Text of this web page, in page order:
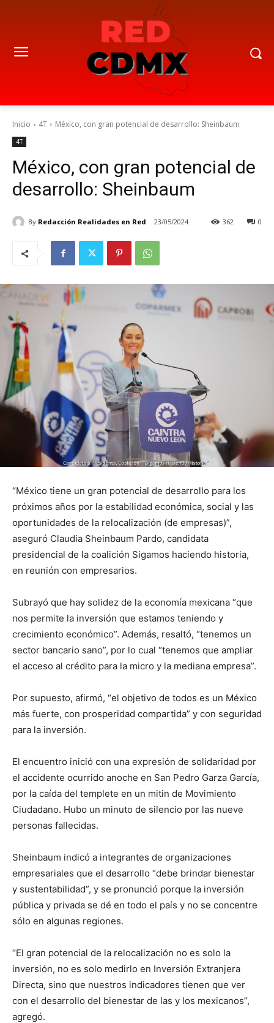
Inicio 4T México, con gran potencial de desarrollo: Sheinbaum
4T
México, con gran potencial de
desarrollo: Sheinbaum
By Redacción Realidades en Red 23/05/2024 0
362
“México tiene un gran potencial de desarrollo para los
próximos años por la estabilidad económica, social y las
oportunidades de la relocalización (de empresas)”,
aseguró Claudia Sheinbaum Pardo, candidata
presidencial de la coalición Sigamos haciendo historia,
en reunión con empresarios.
Subrayó que hay solidez de la economía mexicana “que
nos permite la inversión que estamos teniendo y
crecimiento económico”. Además, resaltó, “tenemos un
sector bancario sano”, por lo cual “tenemos que ampliar
el acceso al crédito para la micro y la mediana empresa”.
Por supuesto, afirmó, “el objetivo de todos es un México
más fuerte, con prosperidad compartida” y con seguridad
para la inversión.
El encuentro inició con una expresión de solidaridad por
el accidente ocurrido anoche en San Pedro Garza García,
por la caída del templete en un mitin de Movimiento
Ciudadano. Hubo un minuto de silencio por las nueve
personas fallecidas.
Sheinbaum indicó a integrantes de organizaciones
empresariales que el desarrollo “debe brindar bienestar
y sustentabilidad”, y se pronunció porque la inversión
pública y privada se dé en todo el país y no se concentre
sólo en algunas regiones.
“El gran potencial de la relocalización no es solo la
inversión, no es solo medirlo en Inversión Extranjera
Directa, sino que nuestros indicadores tienen que ver
con el desarrollo del bienestar de las y los mexicanos’’,
agregó.